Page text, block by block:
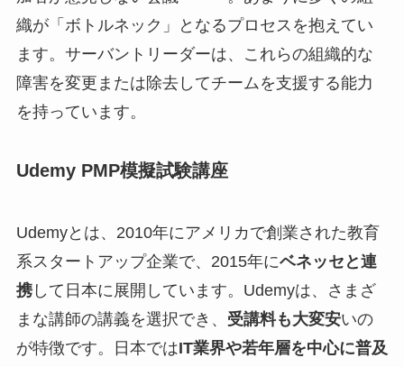
織が「ボトルネック」となるプロセスを抱えてい
ます。サーバントリーダーは、これらの組織的な
障害を変更または除去してチームを支援する能力
を持っています。
Udemy PMP模擬試験講座
Udemyとは、2010年にアメリカで創業された教育
系スタートアップ企業で、2015年にベネッセと連
携して日本に展開しています。Udemyは、さまざ
まな講師の講義を選択でき、 受講料も大変安いの
が特徴です。日本ではIT業界や若年層を中心に普及